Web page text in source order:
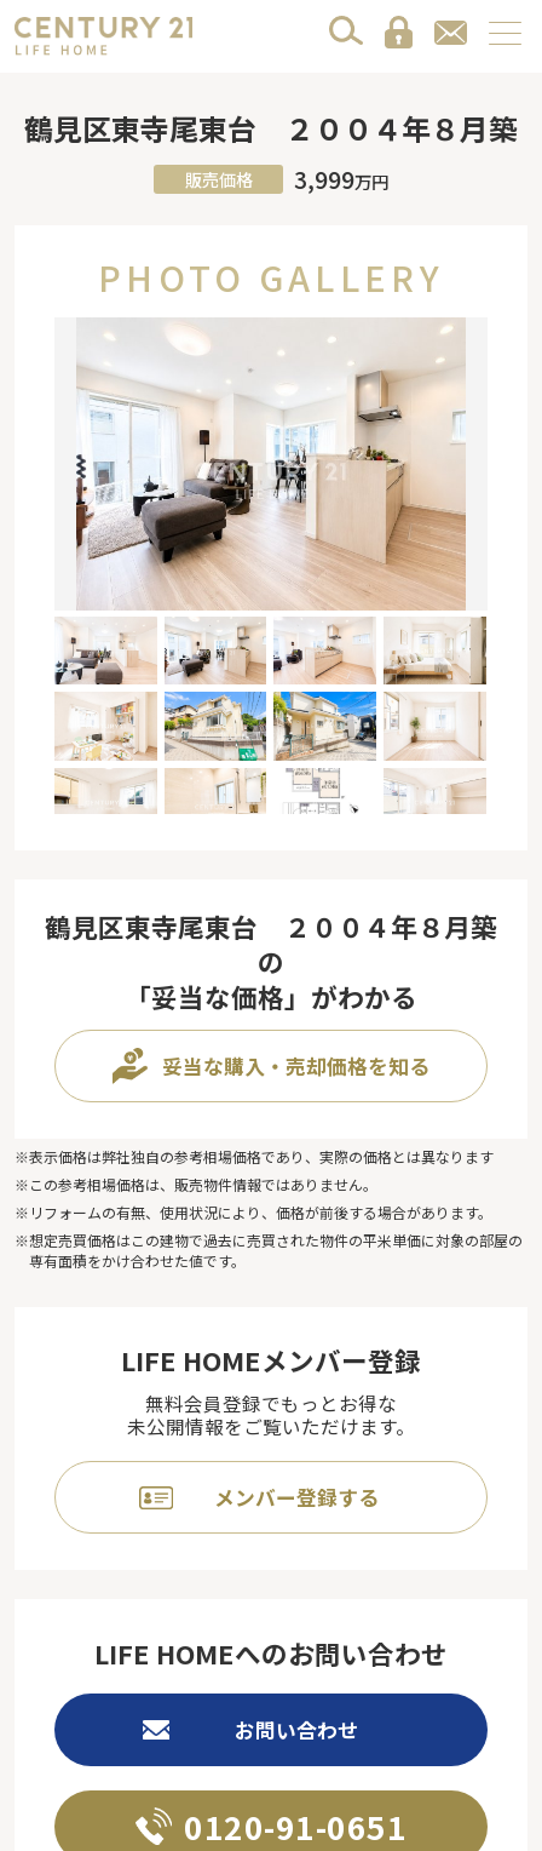
鶴見区東寺尾東台 ２００４年８月築
販売価格 3,999万円
PHOTO GALLERY
鶴見区東寺尾東台 ２００４年８月築
の
「妥当な価格」がわかる
妥当な購入・売却価格を知る
※表示価格は弊社独自の参考相場価格であり、実際の価格とは異なります
※この参考相場価格は、販売物件情報ではありません。
※リフォームの有無、使用状況により、価格が前後する場合があります。
※想定売買価格はこの建物で過去に売買された物件の平米単価に対象の部屋の
専有面積をかけ合わせた値です。
LIFE HOMEメンバー登録
無料会員登録でもっとお得な
未公開情報をご覧いただけます。
メンバー登録する
LIFE HOMEへのお問い合わせ
お問い合わせ
0120-91-0651